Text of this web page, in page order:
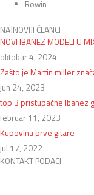
Rowin
NAJNOVIJI ČLANCI
NOVI IBANEZ MODELI U
oktobar 4, 2024
Zašto je Martin miller
jun 24, 2023
top 3 pristupačne Ibanez
februar 11, 2023
Kupovina prve gitare
jul 17, 2022
KONTAKT PODACI